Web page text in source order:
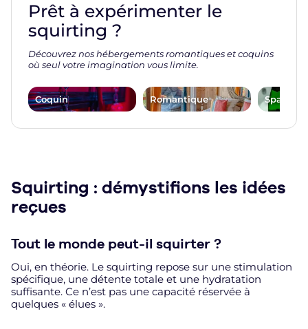
Prêt à expérimenter le
squirting ?
Découvrez nos hébergements romantiques et coquins
où seul votre imagination vous limite.
Coquin Romantique Spa,
Squirting : démystifions les idées
reçues
Tout le monde peut-il squirter ?
Oui, en théorie. Le squirting repose sur une stimulation
spécifique, une détente totale et une hydratation
suffisante. Ce n’est pas une capacité réservée à
quelques « élues ».